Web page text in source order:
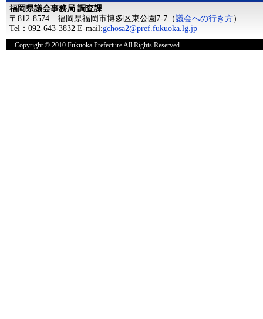
福岡県議会事務局 調査課
〒812-8574 福岡県福岡市博多区東公園7-7（議会への行き方）
Tel：092-643-3832 E-mail:gchosa2@pref.fukuoka.lg.jp
Copyright © 2010 Fukuoka Prefecture All Rights Reserved